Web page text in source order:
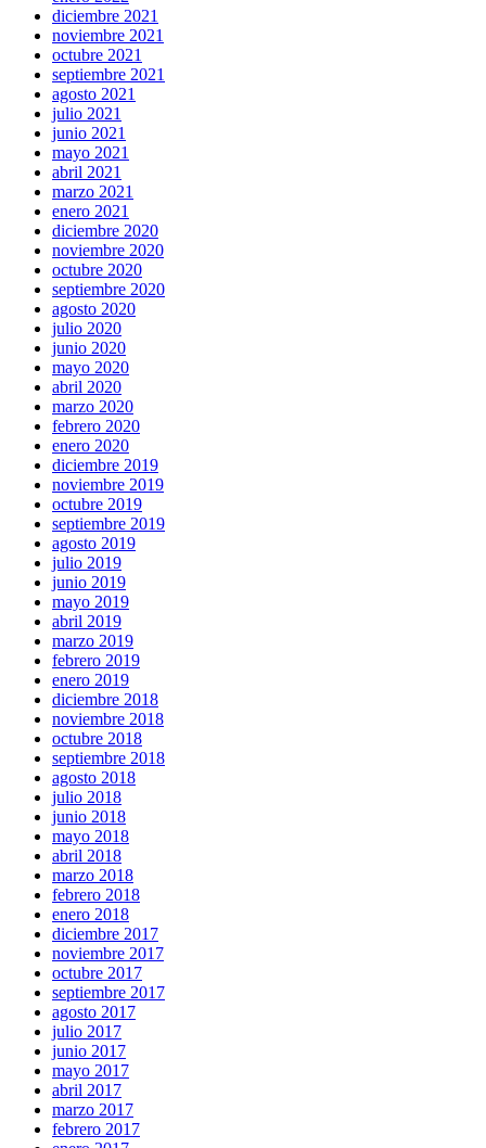
diciembre 2021
noviembre 2021
octubre 2021
septiembre 2021
agosto 2021
julio 2021
junio 2021
mayo 2021
abril 2021
marzo 2021
enero 2021
diciembre 2020
noviembre 2020
octubre 2020
septiembre 2020
agosto 2020
julio 2020
junio 2020
mayo 2020
abril 2020
marzo 2020
febrero 2020
enero 2020
diciembre 2019
noviembre 2019
octubre 2019
septiembre 2019
agosto 2019
julio 2019
junio 2019
mayo 2019
abril 2019
marzo 2019
febrero 2019
enero 2019
diciembre 2018
noviembre 2018
octubre 2018
septiembre 2018
agosto 2018
julio 2018
junio 2018
mayo 2018
abril 2018
marzo 2018
febrero 2018
enero 2018
diciembre 2017
noviembre 2017
octubre 2017
septiembre 2017
agosto 2017
julio 2017
junio 2017
mayo 2017
abril 2017
marzo 2017
febrero 2017